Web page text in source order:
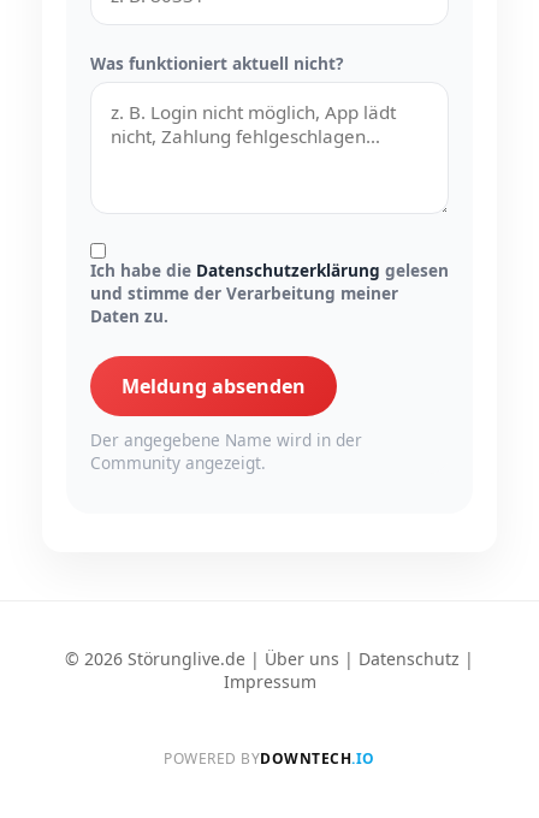
Was funktioniert aktuell nicht?
Ich habe die Datenschutzerklärung gelesen
und stimme der Verarbeitung meiner
Daten zu.
Meldung absenden
Der angegebene Name wird in der
Community angezeigt.
© 2026 Störunglive.de | Über uns | Datenschutz |
Impressum
POWERED BYDOWNTECH.IO